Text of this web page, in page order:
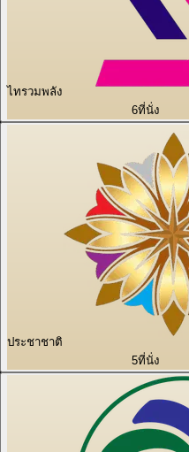
ไทรวมพลัง
6ที่นั่ง
ประชาชาติ
5ที่นั่ง